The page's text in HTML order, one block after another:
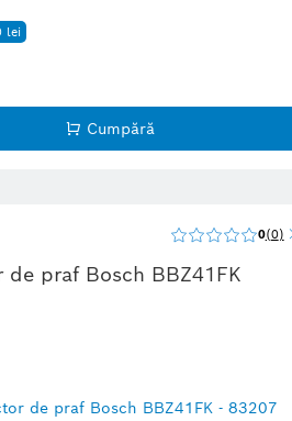
lei
Cumpără
0 0
de praf Bosch BBZ41FK